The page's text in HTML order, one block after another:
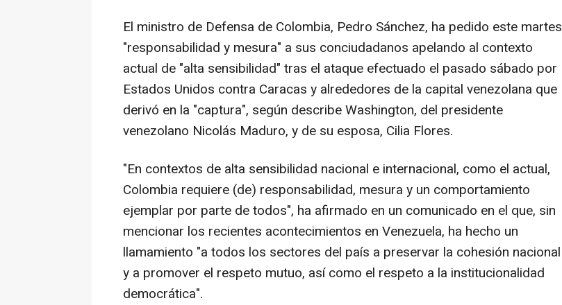
El ministro de Defensa de Colombia, Pedro Sánchez, ha pedido este martes
"responsabilidad y mesura" a sus conciudadanos apelando al contexto
actual de "alta sensibilidad" tras el ataque efectuado el pasado sábado por
Estados Unidos contra Caracas y alrededores de la capital venezolana que
derivó en la "captura", según describe Washington, del presidente
venezolano Nicolás Maduro, y de su esposa, Cilia Flores.
"En contextos de alta sensibilidad nacional e internacional, como el actual,
Colombia requiere (de) responsabilidad, mesura y un comportamiento
ejemplar por parte de todos", ha afirmado en un comunicado en el que, sin
mencionar los recientes acontecimientos en Venezuela, ha hecho un
llamamiento "a todos los sectores del país a preservar la cohesión nacional
y a promover el respeto mutuo, así como el respeto a la institucionalidad
democrática".